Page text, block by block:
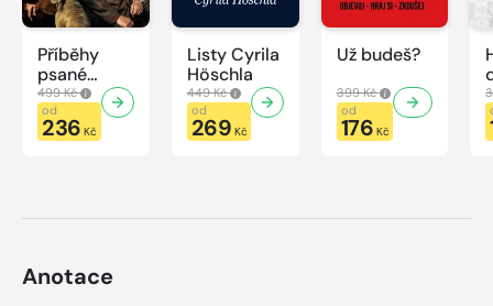
Příběhy
psané
modrou
krví
499 Kč
od
236 Kč
Listy Cyrila
Höschla
449 Kč
od
269 Kč
Už budeš?
399 Kč
od
176 Kč
Anotace